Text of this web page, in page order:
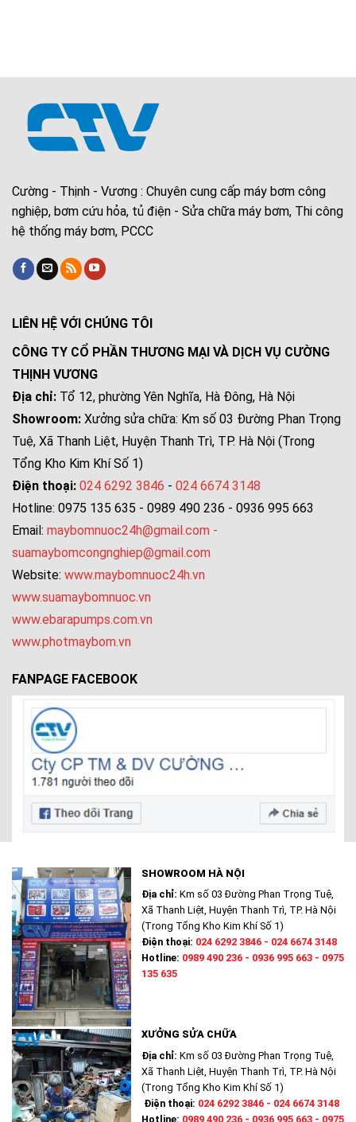
Cường - Thịnh - Vương : Chuyên cung cấp máy bơm công
nghiệp, bơm cứu hỏa, tủ điện - Sửa chữa máy bơm, Thi công
hệ thống máy bơm, PCCC
LIÊN HỆ VỚI CHÚNG TÔI
CÔNG TY CỔ PHẦN THƯƠNG MẠI VÀ DỊCH VỤ CƯỜNG
THỊNH VƯƠNG
Địa chỉ: Tổ 12, phường Yên Nghĩa, Hà Đông, Hà Nội
Showroom: Xưởng sửa chữa: Km số 03 Đường Phan Trọng
Tuệ, Xã Thanh Liệt, Huyện Thanh Trì, TP. Hà Nội (Trong
Tổng Kho Kim Khí Số 1)
Điện thoại: 024 6292 3846 - 024 6674 3148
Hotline: 0975 135 635 - 0989 490 236 - 0936 995 663
Email: maybomnuoc24h@gmail.com -
suamaybomcongnghiep@gmail.com
Website: www.maybomnuoc24h.vn
www.suamaybomnuoc.vn
www.ebarapumps.com.vn
www.photmaybom.vn
FANPAGE FACEBOOK
SHOWROOM HÀ NỘI
Địa chỉ: Km số 03 Đường Phan Trọng Tuệ,
Xã Thanh Liệt, Huyện Thanh Trì, TP. Hà Nội
(Trong Tổng Kho Kim Khí Số 1)
Điện thoại: 024 6292 3846 - 024 6674 3148
Hotline: 0989 490 236 - 0936 995 663 - 0975
135 635
XƯỞNG SỬA CHỮA
Địa chỉ: Km số 03 Đường Phan Trọng Tuệ,
Xã Thanh Liệt, Huyện Thanh Trì, TP. Hà Nội
(Trong Tổng Kho Kim Khí Số 1)
Điện thoại: 024 6292 3846 - 024 6674 3148
Hotline: 0989 490 236 - 0936 995 663 - 0975